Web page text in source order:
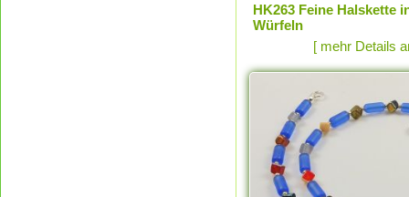
HK263 Feine Halskette
Würfeln
[ mehr Details